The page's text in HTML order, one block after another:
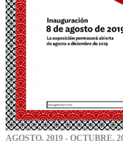
AGOSTO, 2019 - OCTUBRE,